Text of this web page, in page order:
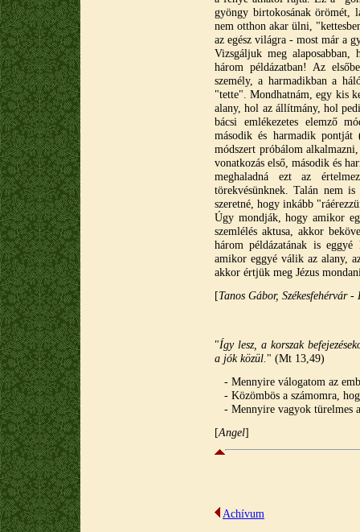
gyöngy birtokosának örömét,
nem otthon akar ülni,
az egész világra - most már a
Vizsgáljuk meg
három példázatban! Az
személy, a harmadikban a
"tette". Mondhatnám, egy kis
alany, hol az állítmány, hol
bácsi emlékezetes elemző
második és harmadik
módszert próbálom
vonatkozás első, második és
meghaladná ezt az
törekvésünknek. Talán nem
szeretné, hogy inkább
Úgy mondják, hogy amikor
szemlélés aktusa, akkor
három példázatának is
amikor eggyé válik az alany,
akkor értjük meg Jézus
[Tanos Gábor, Székesfehérvár -
"Így lesz, a korszak
a jók közül. " (Mt 13,49)
- Mennyire válogatom az
- Közömbös a számomra,
- Mennyire vagyok türelmes
[Angel]
Achívum